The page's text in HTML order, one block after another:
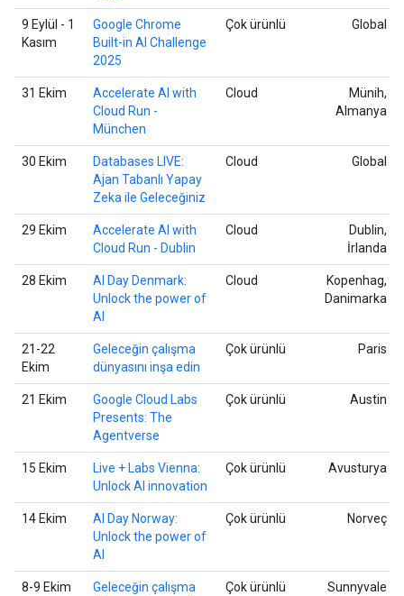
9 Eylül - 1
Kasım
Google Chrome
Built-in AI Challenge
2025
Çok ürünlü Global
31 Ekim
Accelerate AI with
Cloud Run -
München
Cloud
Münih,
Almanya
30 Ekim
Databases LIVE:
Ajan Tabanlı Yapay
Zeka ile Geleceğiniz
Cloud Global
29 Ekim
Accelerate AI with
Cloud Run - Dublin
Cloud
Dublin,
İrlanda
28 Ekim
AI Day Denmark:
Unlock the power of
AI
Cloud
Kopenhag,
Danimarka
21-22
Ekim
Geleceğin çalışma
dünyasını inşa edin
Çok ürünlü Paris
21 Ekim
Google Cloud Labs
Presents: The
Agentverse
Çok ürünlü Austin
15 Ekim
Live + Labs Vienna:
Unlock AI innovation
Çok ürünlü Avusturya
14 Ekim
AI Day Norway:
Unlock the power of
AI
Çok ürünlü Norveç
8-9 Ekim
Geleceğin çalışma
Çok ürünlü Sunnyvale